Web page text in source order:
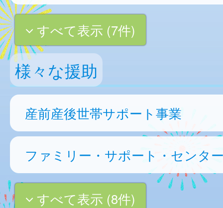
すべて表示 (7件)
様々な援助
産前産後世帯サポート事業
ファミリー・サポート・センタ
すべて表示 (8件)